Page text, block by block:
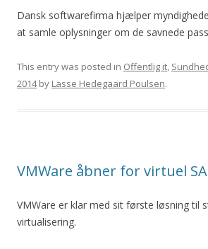
Dansk softwarefirma hjælper
at samle oplysninger om de savnede
This entry was posted in Offentlig it,
2014by Lasse Hedegaard Poulsen.
VMWare åbner for virtuel
VMWare er klar med sit første løsning til
virtualisering.